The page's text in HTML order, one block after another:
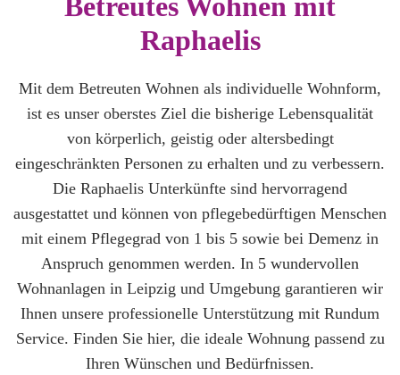
Raphaelis
Mit dem Betreuten Wohnen als individuelle Wohnform,
ist es unser oberstes Ziel die bisherige Lebensqualität
von körperlich, geistig oder altersbedingt
eingeschränkten Personen zu erhalten und zu verbessern.
Die Raphaelis Unterkünfte sind hervorragend
ausgestattet und können von pflegebedürftigen Menschen
mit einem Pflegegrad von 1 bis 5 sowie bei Demenz in
Anspruch genommen werden. In 5 wundervollen
Wohnanlagen in Leipzig und Umgebung garantieren wir
Ihnen unsere professionelle Unterstützung mit Rundum
Service. Finden Sie hier, die ideale Wohnung passend zu
Ihren Wünschen und Bedürfnissen.